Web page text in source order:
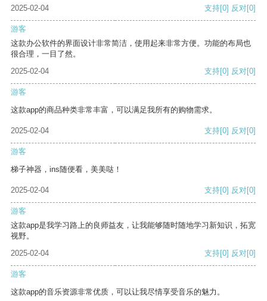
2025-02-04 支持[0] 反对[0]
游客
这款办公软件的界面设计非常简洁，使用起来非常方便。功能的布局也
很合理，一目了然。
2025-02-04
支持[0] 反对[0]
游客
这款app的商品种类非常丰富，可以满足我所有的购物需求。
2025-02-04 支持[0] 反对[0]
游客
梯子神器，ins随便看，美美哒！
2025-02-04 支持[0] 反对[0]
游客
这款app是我学习路上的良师益友，让我能够随时随地学习新知识，拓宽
视野。
2025-02-04
支持[0] 反对[0]
游客
这款app的音乐资源非常优质，可以让我尽情享受音乐的魅力。